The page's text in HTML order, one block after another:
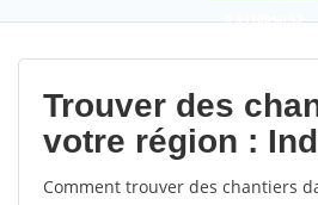
9,5(100%)52
votes
Trouver des
votre région :
Comment trouver des chantiers